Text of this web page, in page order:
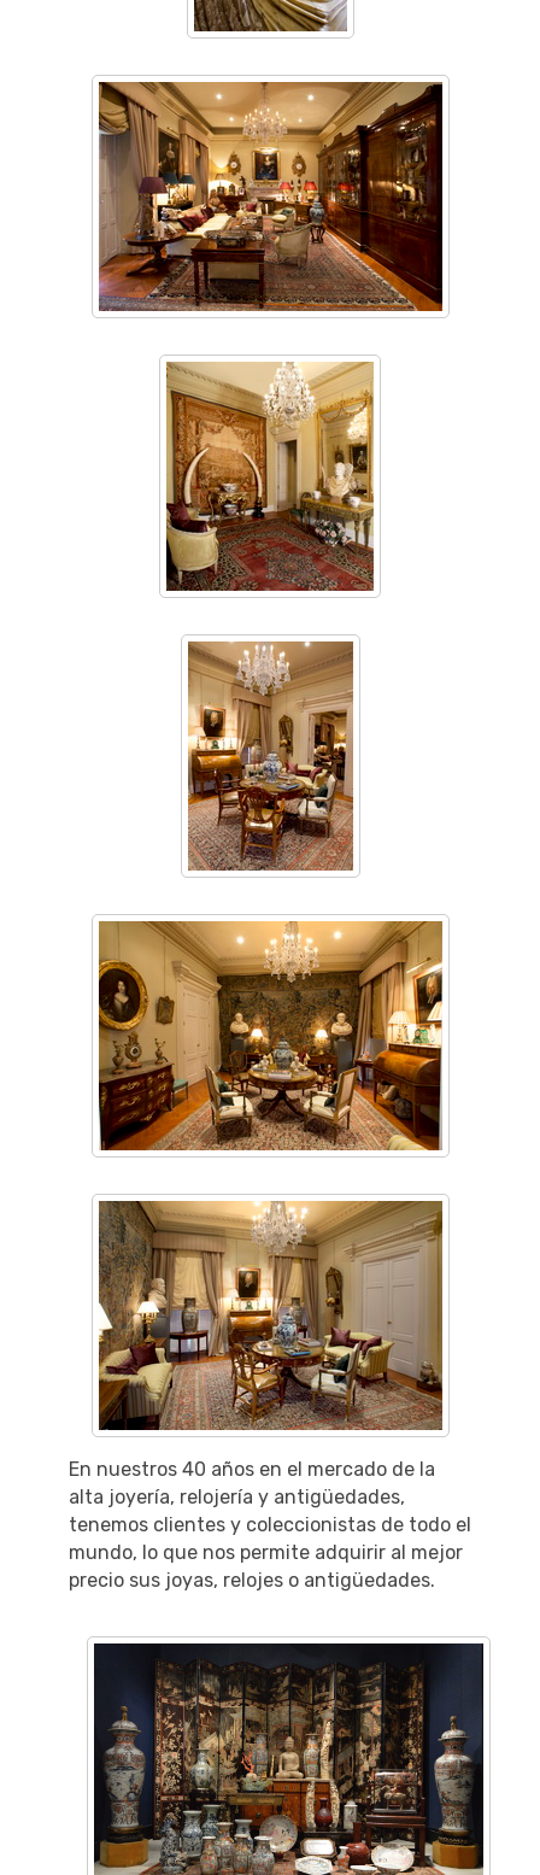
En nuestros 40 años en el mercado de la
alta joyería, relojería y antigüedades,
tenemos clientes y coleccionistas de todo el
mundo, lo que nos permite adquirir al mejor
precio sus joyas, relojes o antigüedades.